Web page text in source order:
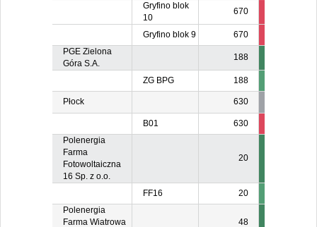
Gryfino blok
10
670
Gryfino blok 9 670
PGE Zielona
Góra S.A.
188
ZG BPG 188
Płock 630
B01 630
Polenergia
Farma
Fotowoltaiczna
16 Sp. z o.o.
20
FF16
20
Polenergia
Farma Wiatrowa
48